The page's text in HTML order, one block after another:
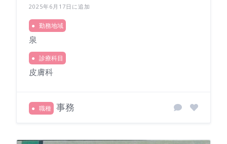
2025年6月17日に追加
勤務地域
泉
診療科目
皮膚科
職種 事務